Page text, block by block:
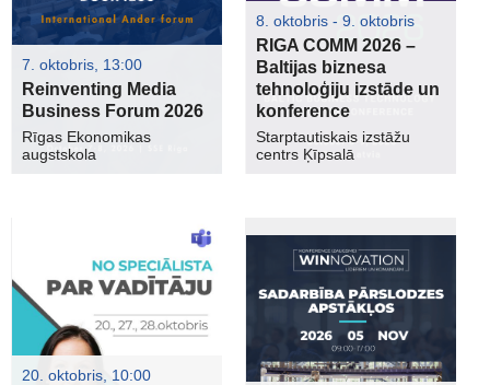
7. oktobris, 13:00
Reinventing Media
Business Forum 2026
Rīgas Ekonomikas
augstskola
8. oktobris - 9. oktobris
RIGA COMM 2026 –
Baltijas biznesa
tehnoloģiju izstāde un
konference
Starptautiskais izstāžu
centrs Ķīpsalā
20. oktobris, 10:00